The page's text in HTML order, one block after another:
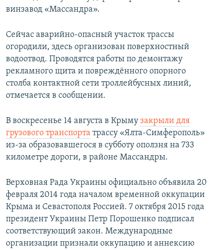
винзавод «Массандра».
Сейчас аварийно-опасный участок трассы
огородили, здесь организован поверхностный
водоотвод. Проводятся работы по демонтажу
рекламного щита и повреждённого опорного
столба контактной сети троллейбусных линий,
отмечается в сообщении.
В воскресенье 14 августа в Крыму закрыли для
грузового транспорта трассу «Ялта-Симферополь»
из-за образовавшегося в субботу оползня на 733
километре дороги, в районе Массандры.
Верховная Рада Украины официально объявила 20
февраля 2014 года началом временной оккупации
Крыма и Севастополя Россией. 7 октября 2015 года
президент Украины Петр Порошенко подписал
соответствующий закон. Международные
организации признали оккупацию и аннексию